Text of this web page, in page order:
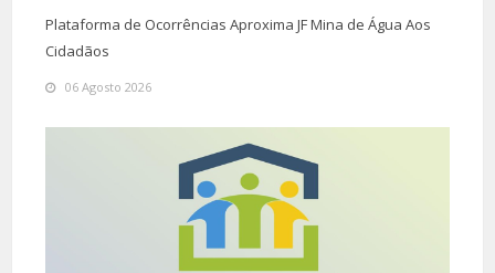
Plataforma de Ocorrências Aproxima JF Mina de Água Aos
Cidadãos
06 Agosto 2026